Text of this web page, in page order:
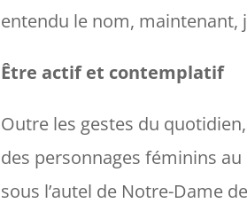
entendu le nom, maintenant,
Être actif et contemplatif
Outre les gestes du
des personnages féminins
sous l’autel de Notre-Dame